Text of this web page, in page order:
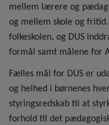
mellem lærere og
og mellem skole og
folkeskolen, og DUS
formål samt målene for
Fælles mål for DUS er
og helhed i børnenes
styringsredskab til at
forhold til det